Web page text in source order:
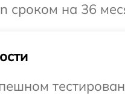
сроком на 36